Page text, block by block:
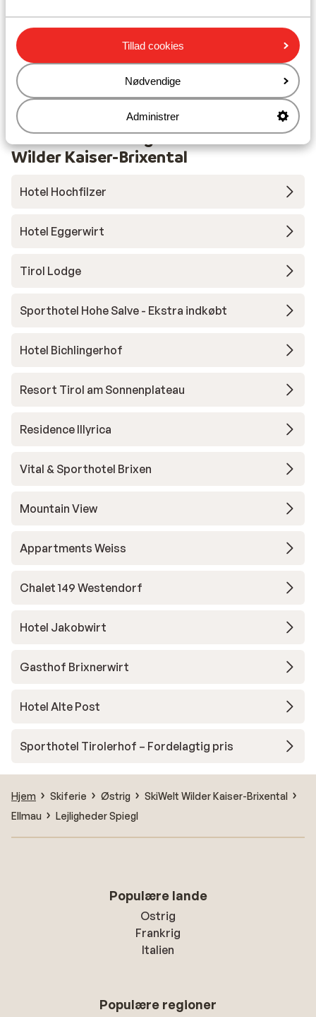
Tillad cookies
Nødvendige
Administrer
Andre overnatningssteder i SkiWelt
Wilder Kaiser-Brixental
Hotel Hochfilzer
Hotel Eggerwirt
Tirol Lodge
Sporthotel Hohe Salve - Ekstra indkøbt
Hotel Bichlingerhof
Resort Tirol am Sonnenplateau
Residence Illyrica
Vital & Sporthotel Brixen
Mountain View
Appartments Weiss
Chalet 149 Westendorf
Hotel Jakobwirt
Gasthof Brixnerwirt
Hotel Alte Post
Sporthotel Tirolerhof – Fordelagtig pris
Hjem Skiferie Østrig
SkiWelt Wilder Kaiser-Brixental
Ellmau
Lejligheder Spiegl
Populære lande
Ostrig
Frankrig
Italien
Populære regioner